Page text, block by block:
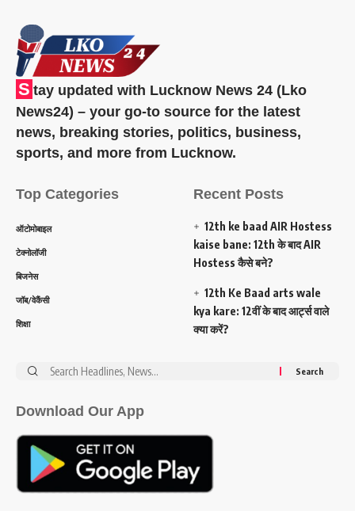
S tay updated with Lucknow News 24 (Lko
News24) – your go-to source for the latest
news, breaking stories, politics, business,
sports, and more from Lucknow.
Top Categories
ऑटोमोबाइल
टेक्नोलॉजी
बिजनेस
जॉब/वेकैंसी
शिक्षा
Recent Posts
12th ke baad AIR Hostess
kaise bane: 12th के बाद AIR
Hostess कैसे बने?
12th Ke Baad arts wale
kya kare: 12वीं के बाद आर्ट्स वाले
क्या करें?
Search
Download Our App